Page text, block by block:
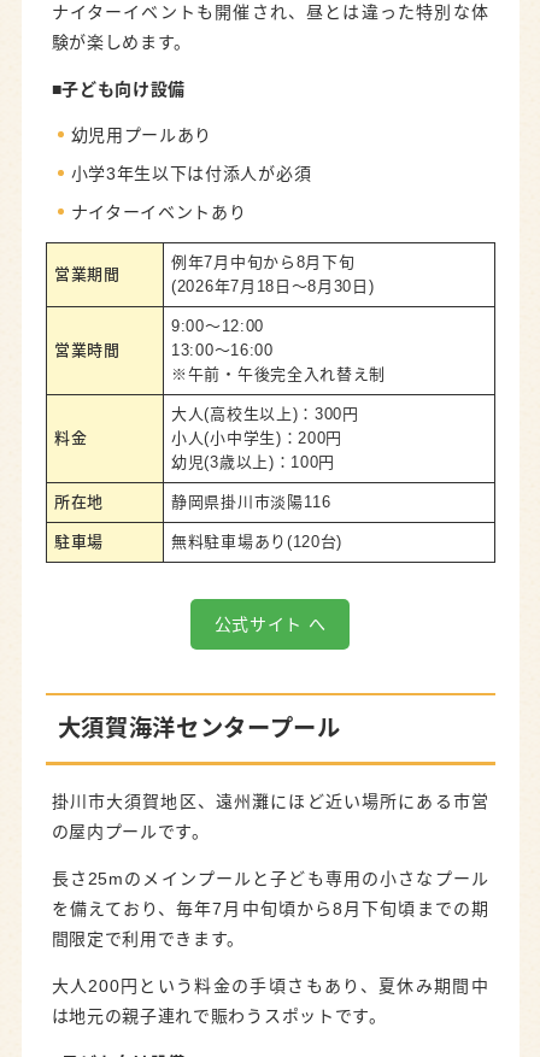
ナイターイベントも開催され、昼とは違った特別な体
験が楽しめます。
■子ども向け設備
幼児用プールあり
小学3年生以下は付添人が必須
ナイターイベントあり
営業期間
例年7月中旬から8月下旬
(2026年7月18日〜8月30日)
営業時間
9:00～12:00
13:00～16:00
※午前・午後完全入れ替え制
料金
大人(高校生以上)：300円
小人(小中学生)：200円
幼児(3歳以上)：100円
所在地 静岡県掛川市淡陽116
駐車場 無料駐車場あり(120台)
公式サイト へ
大須賀海洋センタープール
掛川市大須賀地区、遠州灘にほど近い場所にある市営
の屋内プールです。
長さ25mのメインプールと子ども専用の小さなプール
を備えており、毎年7月中旬頃から8月下旬頃までの期
間限定で利用できます。
大人200円という料金の手頃さもあり、夏休み期間中
は地元の親子連れで賑わうスポットです。